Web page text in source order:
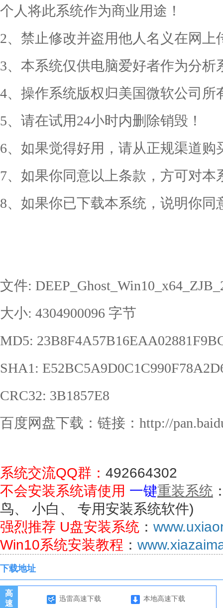
个人将此系统作为商业用途！
2、禁止修改并盗用他人名义在网上
3、本系统仅供电脑爱好者作为分析
4、操作系统版权归美国微软公司所
5、请在试用24小时内删除销毁！
6、如果觉得好用，请从正规渠道购
7、如果你同意以上条款，方可对本
8、如果你已下载本系统，说明你同
文件:
大小: 4304900096 字节
MD5:
SHA1:
CRC32: 3B1857E8
百度网盘下载：链接：http://
系统交流QQ群： 492664302
不会安装系统请使用 一键重装系统
鸟、 小白、 专用安装系统软件)
强烈推荐 U盘安装系统 ：
Win10系统安装教程 ：
下载地址
高
速
迅雷高速下载 本地高速下载